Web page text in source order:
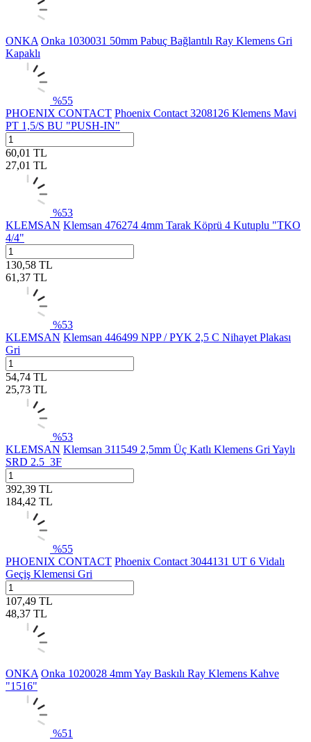
ONKA Onka 1030031 50mm Pabuç Bağlantılı Ray Klemens Gri
Kapaklı
%55
PHOENIX CONTACT Phoenix Contact 3208126 Klemens Mavi
PT 1,5/S BU "PUSH-IN"
60,01 TL
27,01 TL
%53
KLEMSAN Klemsan 476274 4mm Tarak Köprü 4 Kutuplu "TKO
4/4"
130,58 TL
61,37 TL
%53
KLEMSAN Klemsan 446499 NPP / PYK 2,5 C Nihayet Plakası
Gri
54,74 TL
25,73 TL
%53
KLEMSAN Klemsan 311549 2,5mm Üç Katlı Klemens Gri Yaylı
SRD 2.5_3F
392,39 TL
184,42 TL
%55
PHOENIX CONTACT Phoenix Contact 3044131 UT 6 Vidalı
Geçiş Klemensi Gri
107,49 TL
48,37 TL
ONKA Onka 1020028 4mm Yay Baskılı Ray Klemens Kahve
"1516"
%51